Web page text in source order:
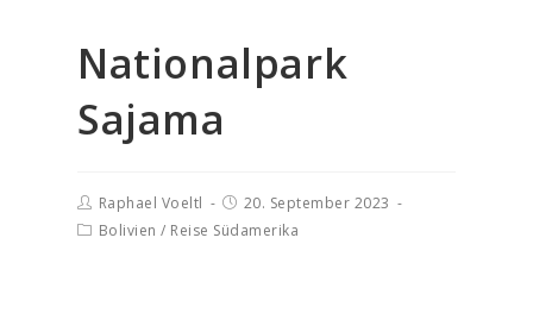
Nationalpark
Sajama
Raphael Voeltl
20. September 2023
Bolivien / Reise Südamerika